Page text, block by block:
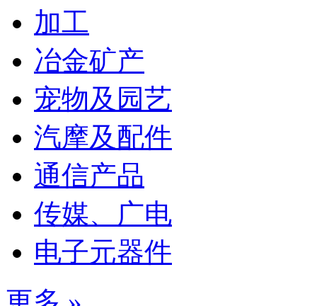
加工
冶金矿产
宠物及园艺
汽摩及配件
通信产品
传媒、广电
电子元器件